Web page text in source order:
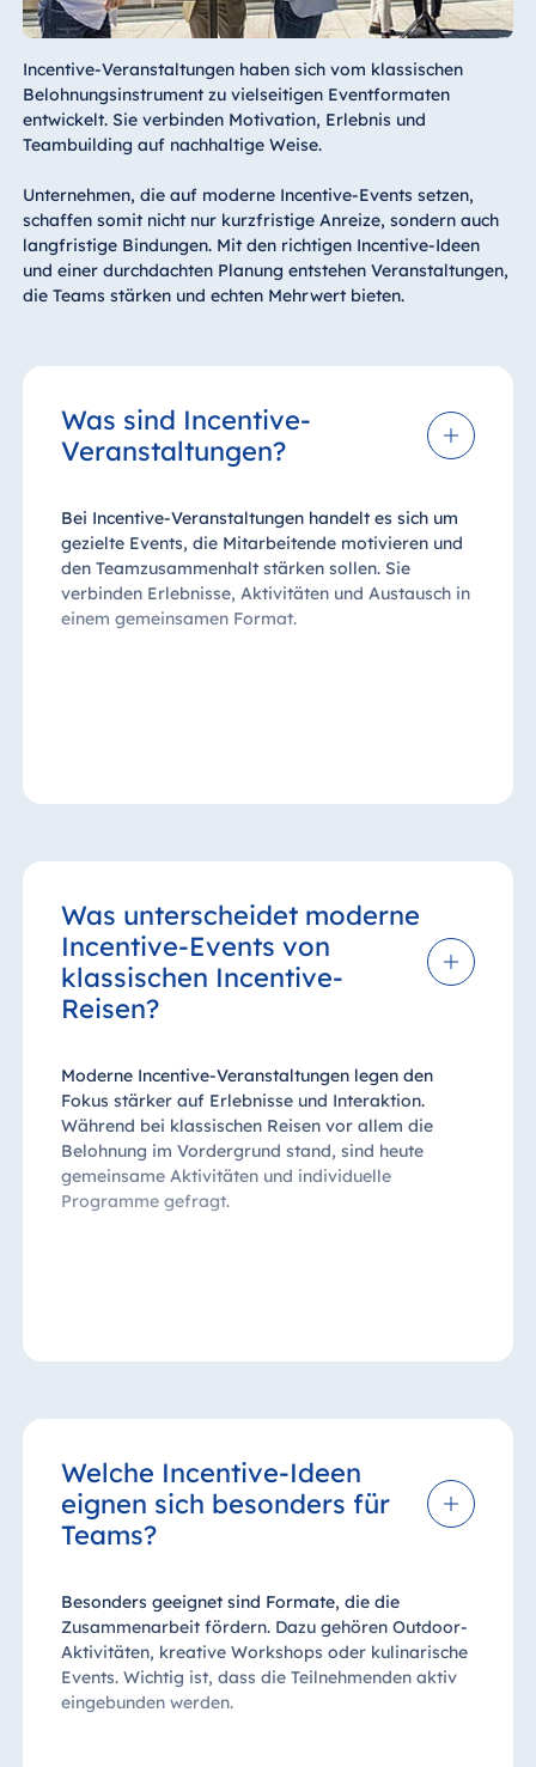
Incentive-Veranstaltungen haben sich vom klassischen
Belohnungsinstrument zu vielseitigen Eventformaten
entwickelt. Sie verbinden Motivation, Erlebnis und
Teambuilding auf nachhaltige Weise.
Unternehmen, die auf moderne Incentive-Events setzen,
schaffen somit nicht nur kurzfristige Anreize, sondern auch
langfristige Bindungen. Mit den richtigen Incentive-Ideen
und einer durchdachten Planung entstehen Veranstaltungen,
die Teams stärken und echten Mehrwert bieten.
Was sind Incentive-
Veranstaltungen?
Bei Incentive-Veranstaltungen handelt es sich um
gezielte Events, die Mitarbeitende motivieren und
den Teamzusammenhalt stärken sollen. Sie
verbinden Erlebnisse, Aktivitäten und Austausch in
einem gemeinsamen Format.
Was unterscheidet moderne
Incentive-Events von
klassischen Incentive-
Reisen?
Moderne Incentive-Veranstaltungen legen den
Fokus stärker auf Erlebnisse und Interaktion.
Während bei klassischen Reisen vor allem die
Belohnung im Vordergrund stand, sind heute
gemeinsame Aktivitäten und individuelle
Programme gefragt.
Welche Incentive-Ideen
eignen sich besonders für
Teams?
Besonders geeignet sind Formate, die die
Zusammenarbeit fördern. Dazu gehören Outdoor-
Aktivitäten, kreative Workshops oder kulinarische
Events. Wichtig ist, dass die Teilnehmenden aktiv
eingebunden werden.